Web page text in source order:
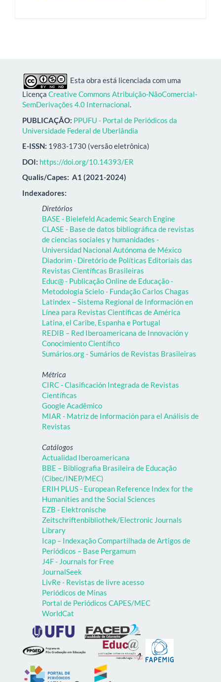
Esta obra está licenciada com uma
Licença Creative Commons Atribuição-NãoComercial-
SemDerivações 4.0 Internacional.
PUBLICAÇÃO: PPUFU - Portal de Periódicos da
Universidade Federal de Uberlândia
E-ISSN: 1983-1730 (versão eletrônica)
DOI: https://doi.org/10.14393/ER
Qualis/Capes: A1 (2021-2024)
Indexadores:
Diretórios
BASE - Bielefeld Academic Search Engine
CLASE - Base de datos bibliográfica de revistas
de ciencias sociales y humanidades -
Universidad Nacional Autónoma de México
Diadorim - Diretório de Políticas Editoriais das
Revistas Científicas Brasileiras
Educ@ - Publicação Online de Educação -
Metodologia Scielo - Fundação Carlos Chagas
Latindex – Sistema Regional de Información en
Línea para Revistas Científicas de América
Latina, el Caribe, Espanha e Portugal
REDIB – Red Iberoamericana de Innovación y
Conocimiento Científico
Sumários.org - Sumários de Revistas Brasileiras
Métrica
CIRC - Clasificación Integrada de Revistas
Científicas
Google Acadêmico
MIAR - Matriz de Información para el Análisis de
Revistas
Catálogos
Actualidad Iberoamericana
BBE – Bibliografia Brasileira de Educação
(Cibec/INEP/MEC)
ERIH PLUS - European Reference Index for the
Humanities and the Social Sciences
EZB - Elektronische
Zeitschriftenbibliothek/Electronic Journals
Library
Icap – Indexação Compartilhada de Artigos de
Periódicos – Base Pergamum
J4F - Journals for Free
JournalSeek
LivRe - Revistas de livre acesso
Periódicos de Minas
Portal de Periódicos CAPES/MEC
WorldCat